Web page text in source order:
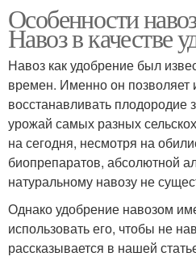
Особенности
Навоз в качестве
Навоз как удобрение был
времен. Именно он позволяет
восстанавливать плодородие
урожай самых разных
на сегодня, несмотря на
биопрепаратов, абсолютной
натуральному навозу не
Однако удобрение навозом
использовать его, чтобы не
рассказывается в нашей